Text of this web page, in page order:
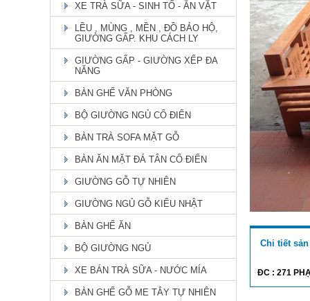
XE TRÀ SỮA - SINH TỐ - ĂN VẶT
LỀU , MÙNG , MỀN , ĐỒ BẢO HỘ,
GIƯỜNG GẤP. KHU CÁCH LY
GIƯỜNG GẤP - GIƯỜNG XẾP ĐA
NĂNG
BÀN GHẾ VĂN PHÒNG
BỘ GIƯỜNG NGỦ CỔ ĐIỂN
BÀN TRÀ SOFA MẶT GỖ
BÀN ĂN MẶT ĐÁ TÂN CỔ ĐIỂN
GIƯỜNG GỖ TỰ NHIÊN
GIƯỜNG NGỦ GỖ KIỂU NHẬT
BÀN GHẾ ĂN
BỘ GIƯỜNG NGỦ
XE BÁN TRÀ SỮA - NƯỚC MÍA
BÀN GHẾ GỖ ME TÂY TỰ NHIÊN
BÀN ĂN ASHLY TỰ NHIÊN TH
51
Giá: Liên hệ
Chi Tiết
Chi tiết
ĐC : 271